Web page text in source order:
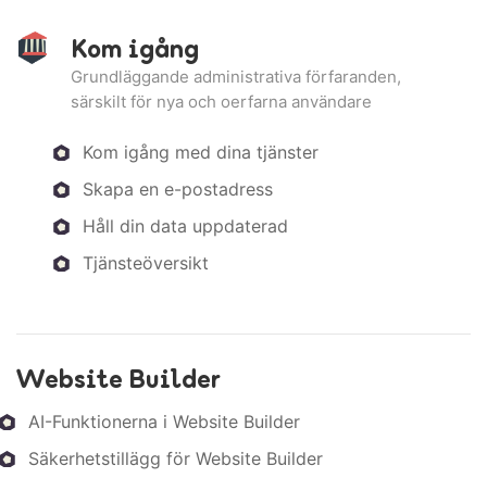
Kom igång
Grundläggande administrativa förfaranden,
särskilt för nya och oerfarna användare
Kom igång med dina tjänster
Skapa en e-postadress
Håll din data uppdaterad
Tjänsteöversikt
Website Builder
AI-Funktionerna i Website Builder
Säkerhetstillägg för Website Builder